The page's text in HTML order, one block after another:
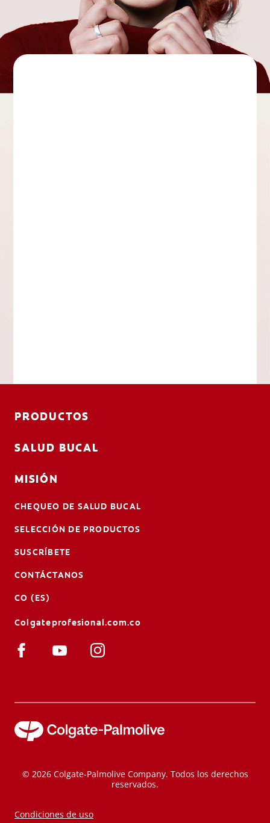
PRODUCTOS
SALUD BUCAL
MISIÓN
CHEQUEO DE SALUD BUCAL
SELECCIÓN DE PRODUCTOS
SUSCRÍBETE
CONTÁCTANOS
CO (ES)
Colgateprofesional.com.co
© 2026 Colgate-Palmolive Company. Todos los derechos
reservados.
Condiciones de uso